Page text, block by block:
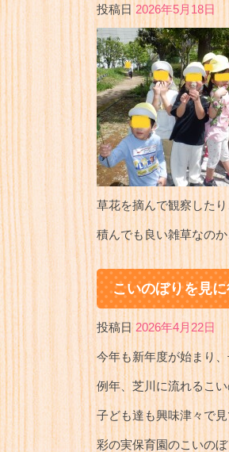
投稿日 2026年5月18日
草花を摘んで観察した
積んでも良い雑草なの
こいのぼりを見
投稿日 2026年4月22日
今年も新年度が始まり
例年、芝川に流れるこ
子ども達も興味津々で
彩の実保育園のこいの